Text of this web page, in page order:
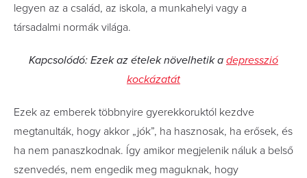
legyen az a család, az iskola, a munkahelyi vagy a
társadalmi normák világa.
Kapcsolódó: Ezek az ételek növelhetik a depresszió
kockázatát
Ezek az emberek többnyire gyerekkoruktól kezdve
megtanulták, hogy akkor „jók”, ha hasznosak, ha erősek, és
ha nem panaszkodnak. Így amikor megjelenik náluk a belső
szenvedés, nem engedik meg maguknak, hogy